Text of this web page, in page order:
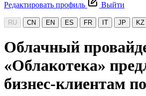
Редактировать профиль
Выйти
RU CN EN ES FR IT JP KZ
Облачный
«Облакотека»
бизнес-клиентам